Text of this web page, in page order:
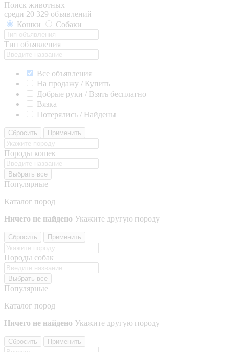
Поиск животных
среди 20 329 объявлений
Кошки
Собаки
Тип объявления
Все объявления
На продажу / Купить
Добрые руки / Взять бесплатно
Вязка
Потерялись / Найдены
Сбросить Применить
Породы кошек
Выбрать все
Популярные
Каталог пород
Ничего не найдено Укажите другую породу
Сбросить Применить
Породы собак
Выбрать все
Популярные
Каталог пород
Ничего не найдено Укажите другую породу
Сбросить Применить